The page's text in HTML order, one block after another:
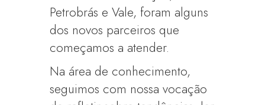
Petrobrás e Vale, foram alguns
dos novos parceiros que
começamos a atender.
Na área de conhecimento,
seguimos com nossa vocação